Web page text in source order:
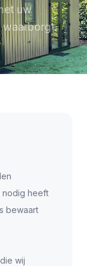
uw
waarborgt.
nodig heeft
bewaart
wij